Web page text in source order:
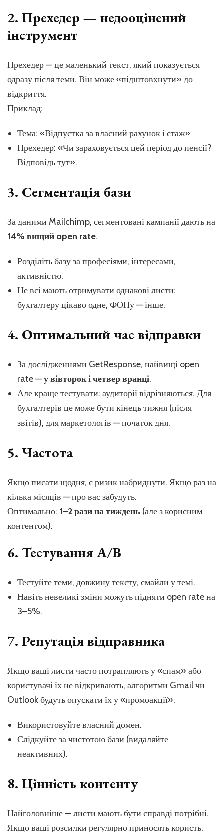
2. Прехедер — недооцінений
інструмент
Прехедер — це маленький текст, який показується
одразу після теми. Він може «підштовхнути» до
відкриття.
Приклад:
Тема: «Відпустка за власний рахунок і стаж»
Прехедер: «Чи зараховується цей період до пенсії?
Відповідь тут».
3. Сегментація бази
За даними Mailchimp, сегментовані кампанії дають на
14% вищий open rate.
Розділіть базу за професіями, інтересами,
активністю.
Не всі мають отримувати однакові листи:
бухгалтеру цікаво одне, ФОПу — інше.
4. Оптимальний час відправки
За дослідженнями GetResponse, найвищі open
rate —у вівторок і четвер вранці.
Але краще тестувати: аудиторії відрізняються. Для
бухгалтерів це може бути кінець тижня (після
звітів), для маркетологів — початок дня.
5. Частота
Якщо писати щодня, є ризик набриднути. Якщо раз на
кілька місяців — про вас забудуть.
Оптимально: 1–2 рази на тиждень (але з корисним
контентом).
6. Тестування А/В
Тестуйте теми, довжину тексту, смайли у темі.
Навіть невеликі зміни можуть підняти open rate на
3–5%.
7. Репутація відправника
Якщо ваші листи часто потрапляють у «спам» або
користувачі їх не відкривають, алгоритми Gmail чи
Outlook будуть опускати їх у «промоакції».
Використовуйте власний домен.
Слідкуйте за чистотою бази (видаляйте
неактивних).
8. Цінність контенту
Найголовніше — листи мають бути справді потрібні.
Якщо ваші розсилки регулярно приносять користь,